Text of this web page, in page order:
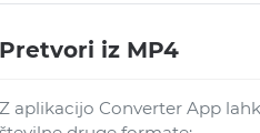
Pretvori iz MP4
Z aplikacijo Converter App